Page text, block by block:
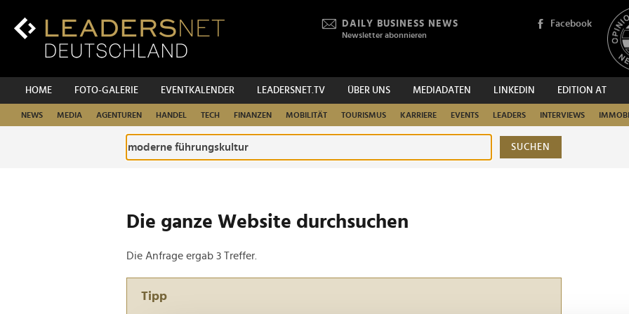
Inhalt
DAILY BUSINESS NEWS
Newsletter abonnieren
Facebook
HOME FOTO-GALERIE EVENTKALENDER LEADERSNET.TV ÜBER UNS MEDIADATEN LINKEDIN EDITION AT
NEWS MEDIA AGENTUREN HANDEL TECH FINANZEN MOBILITÄT TOURISMUS KARRIERE EVENTS LEADERS INTERVIEWS
SUCHEN
Die ganze Website durchsuchen
Die Anfrage ergab 3 Treffer.
Tipp